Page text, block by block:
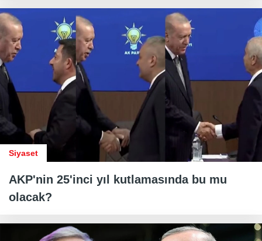
Siyaset
AKP'nin 25'inci yıl kutlamasında bu mu
olacak?